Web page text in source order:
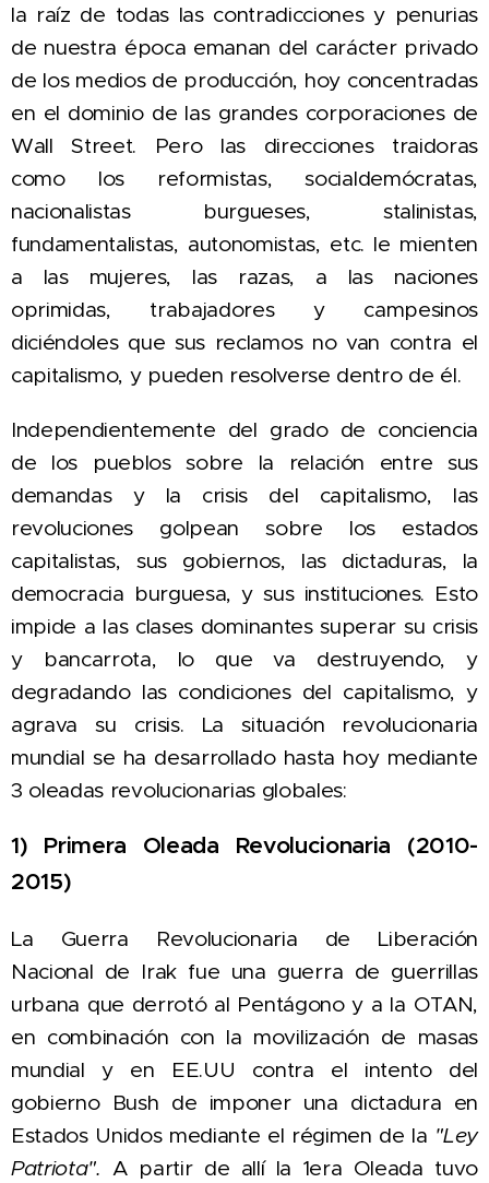
la raíz de todas las contradicciones y penurias
de nuestra época emanan del carácter privado
de los medios de producción, hoy concentradas
en el dominio de las grandes corporaciones de
Wall Street. Pero las direcciones traidoras
como los reformistas, socialdemócratas,
nacionalistas burgueses, stalinistas,
fundamentalistas, autonomistas, etc. le mienten
a las mujeres, las razas, a las naciones
oprimidas, trabajadores y campesinos
diciéndoles que sus reclamos no van contra el
capitalismo, y pueden resolverse dentro de él.
Independientemente del grado de conciencia
de los pueblos sobre la relación entre sus
demandas y la crisis del capitalismo, las
revoluciones golpean sobre los estados
capitalistas, sus gobiernos, las dictaduras, la
democracia burguesa, y sus instituciones. Esto
impide a las clases dominantes superar su crisis
y bancarrota, lo que va destruyendo, y
degradando las condiciones del capitalismo, y
agrava su crisis.
La situación revolucionaria
mundial se ha desarrollado hasta hoy mediante
3 oleadas revolucionarias globales:
1) Primera Oleada Revolucionaria (2010-
2015)
La Guerra Revolucionaria de Liberación
Nacional de Irak fue una guerra de guerrillas
urbana que derrotó al Pentágono y a la OTAN,
en combinación con la movilización de masas
mundial y en EE.UU contra el intento del
gobierno Bush de imponer una dictadura en
Estados Unidos mediante el régimen de la "Ley
Patriota".A partir de allí la 1era Oleada tuvo